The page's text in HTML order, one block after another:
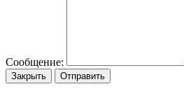
Сообщение:
Закрыть Отправить